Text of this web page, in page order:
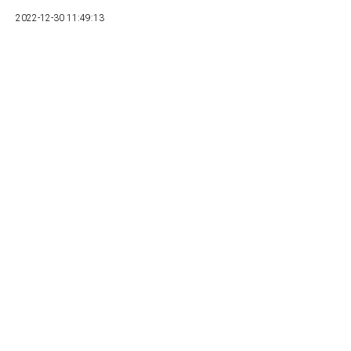
2022-12-30 11:49:13